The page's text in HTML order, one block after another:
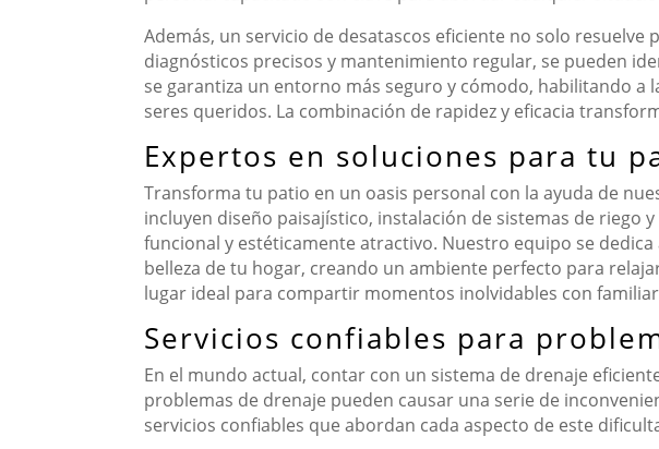
Además, un servicio de desatascos eficiente no solo
diagnósticos precisos y mantenimiento regular, se pueden
se garantiza un entorno más seguro y cómodo, habilitando
seres queridos. La combinación de rapidez y eficacia
Expertos en soluciones para tu
Transforma tu patio en un oasis personal con la ayuda de
incluyen diseño paisajístico, instalación de sistemas de riego
funcional y estéticamente atractivo. Nuestro equipo se
belleza de tu hogar, creando un ambiente perfecto para
lugar ideal para compartir momentos inolvidables con
Servicios confiables para
En el mundo actual, contar con un sistema de drenaje
problemas de drenaje pueden causar una serie de
servicios confiables que abordan cada aspecto de este